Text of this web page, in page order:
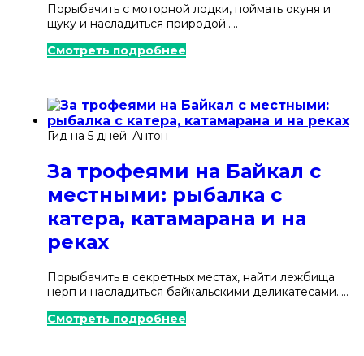
Порыбачить с моторной лодки, поймать окуня и
щуку и насладиться природой.....
Смотреть подробнее
Гид на 5 дней: Антон
За трофеями на Байкал с
местными: рыбалка с
катера, катамарана и на
реках
Порыбачить в секретных местах, найти лежбища
нерп и насладиться байкальскими деликатесами.....
Смотреть подробнее